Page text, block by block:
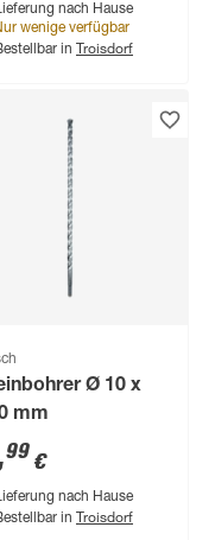
nach Hause
wenige verfügbar
in Troisdorf
Ø 10 x
mm
99 €
nach Hause
in Troisdorf